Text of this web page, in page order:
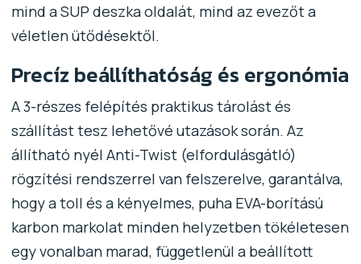
mind a SUP deszka oldalát, mind az evezőt a
véletlen ütődésektől.
Precíz beállíthatóság és ergonómia
A 3-részes felépítés praktikus tárolást és
szállítást tesz lehetővé utazások során. Az
állítható nyél Anti-Twist (elfordulásgátló)
rögzítési rendszerrel van felszerelve, garantálva,
hogy a toll és a kényelmes, puha EVA-borítású
karbon markolat minden helyzetben tökéletesen
egy vonalban marad, függetlenül a beállított